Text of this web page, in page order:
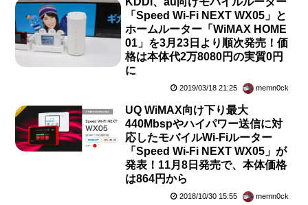
「Speed Wi-Fi NEXT WX05」と
ホームルーター「WiMAX HOME
01」を3月23日より順次発売！価
格は本体代2万8080円の実質0円
に
2019/03/18 21:25 memn0ck
UQ WiMAX向け下り最大
440Mbspやハイパワー送信に対
応したモバイルWi-Fiルーター
「Speed Wi-Fi NEXT WX05」が
発表！11月8日発売で、本体価格
は864円から
2018/10/30 15:55 memn0ck